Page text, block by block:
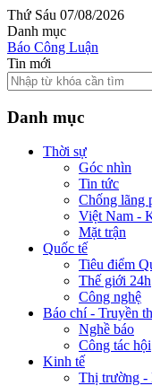
Thứ Sáu 07/08/2026
Danh mục
Báo Công Luận
Tin mới
Danh mục
Thời sự
Góc nhìn
Tin tức
Chống lãng
Việt Nam -
Mặt trận
Quốc tế
Tiêu điểm
Thế giới 24h
Công nghệ
Báo chí - Truyền
Nghề báo
Công tác hội
Kinh tế
Thị trường -